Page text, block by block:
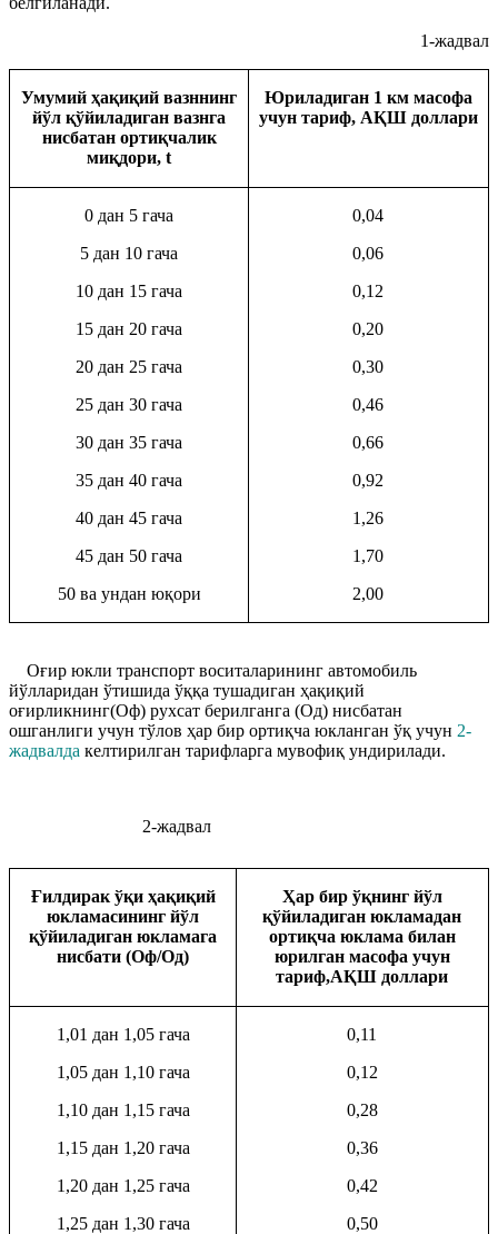
1-жадвал
Умумий ҳақиқий вазннинг
йўл қўйиладиган вазнга
нисбатан ортиқчалик
миқдори, t
Юриладиган 1 км масофа
учун тариф, АҚШ доллари
0 дан 5 гача
5 дан 10 гача
10 дан 15 гача
15 дан 20 гача
20 дан 25 гача
25 дан 30 гача
30 дан 35 гача
35 дан 40 гача
40 дан 45 гача
45 дан 50 гача
50 ва ундан юқори
0,04
0,06
0,12
0,20
0,30
0,46
0,66
0,92
1,26
1,70
2,00
Оғир юкли транспорт воситаларининг автомобиль
йўлларидан ўтишида ўққа тушадиган ҳақиқий
оғирликнинг(Оф) рухсат берилганга (Од) нисбатан
ошганлиги учун тўлов ҳар бир ортиқча юкланган ўқ учун 2-
жадвалда келтирилган тарифларга мувофиқ ундирилади.
2-жадвал
Ғилдирак ўқи ҳақиқий
юкламасининг йўл
қўйиладиган юкламага
нисбати (Оф/Од)
Ҳар бир ўқнинг йўл
қўйиладиган юкламадан
ортиқча юклама билан
юрилган масофа учун
тариф,АҚШ доллари
1,01 дан 1,05 гача
1,05 дан 1,10 гача
1,10 дан 1,15 гача
1,15 дан 1,20 гача
1,20 дан 1,25 гача
1,25 дан 1,30 гача
0,11
0,12
0,28
0,36
0,42
0,50